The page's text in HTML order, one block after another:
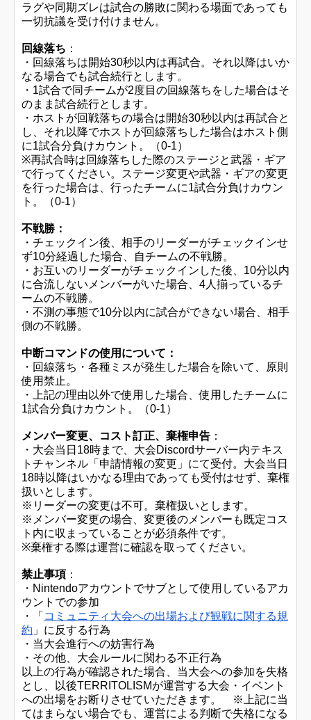
ラグや同期ズレは試合の勝敗に関わる場面であっても
一切抗議を受け付けません。
回線落ち ：
・回線落ちは開始30秒以内は再試合。それ以降はいか
なる場合でも試合続行とします。
・1試合で同チームが2度目の回線落ちをした場合はそ
のまま試合続行とします。
・ホストが回戦落ちの場合は開始30秒以内は再試合と
し、それ以降でホストが回線落ちした場合はホスト側
に1試合分負けカウント。（0-1）
※再試合時は回線落ちした際のステージと武器・ギア
で行ってください。ステージ変更や武器・ギアの変更
を行った場合は、行ったチームに1試合分負けカウン
ト。（0-1）
不戦勝：
・チェックイン後、相手のリーダーがチェックインせ
ず10分経過した場合、自チームの不戦勝。
・お互いのリーダーがチェックインした後、10分以内
に合流しないメンバーがいた場合、4人揃っているチ
ームの不戦勝。
・不測の事態で10分以内に試合ができない場合、相手
側の不戦勝。
中断コマンドの使用について：
・回線落ち・各種ミスが発生した場合を除いて、原則
使用禁止。
・上記の理由以外で使用した場合、使用したチームに
1試合分負けカウント。（0-1）
メンバー変更、コスト訂正、棄権申告 ：
・大会当日18時まで、大会Discordサーバー内テキス
トチャンネル「申請情報の変更」にて受付。大会当日
18時以降はいかなる理由であっても受付はせず、棄権
扱いとします。
※リーダーの変更は不可。棄権扱いとします。
※メンバー変更の場合、変更後のメンバーも既定コス
ト内に収まっていることが必須条件です。
※棄権する際は運営に確認を取ってください。
禁止事項 ：
・Nintendoアカウントでサブとして使用しているアカ
ウントでの参加
・「 コミュニティ大会への出場および観戦に関する規
約 」に反する行為
・当大会進行への妨害行為
・その他、大会ルールに関わる不正行為
以上の行為が確認された場合、当大会への参加を失格
とし、以後TERRITOLISMが運営する大会・イベント
への出場をお断りさせていただきます。 ※上記に当
てはまらない場合でも、運営による判断で失格になる